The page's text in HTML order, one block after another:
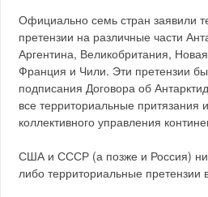
Официально семь стран заявили
претензии на различные части
Аргентина, Великобритания,
Франция и Чили. Эти претензии
подписания Договора об
все территориальные притязания
коллективного управления
США и СССР (а позже и Россия)
либо территориальные претензии